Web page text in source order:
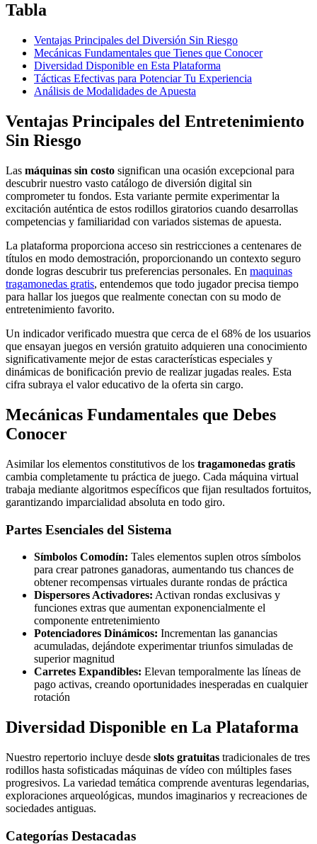
Tabla
Ventajas Principales del Diversión Sin Riesgo
Mecánicas Fundamentales que Tienes que Conocer
Diversidad Disponible en Esta Plataforma
Tácticas Efectivas para Potenciar Tu Experiencia
Análisis de Modalidades de Apuesta
Ventajas Principales del Entretenimiento
Sin Riesgo
Las máquinas sin costo significan una ocasión excepcional para
descubrir nuestro vasto catálogo de diversión digital sin
comprometer tu fondos. Esta variante permite experimentar la
excitación auténtica de estos rodillos giratorios cuando desarrollas
competencias y familiaridad con variados sistemas de apuesta.
La plataforma proporciona acceso sin restricciones a centenares de
títulos en modo demostración, proporcionando un contexto seguro
donde logras descubrir tus preferencias personales. En maquinas
tragamonedas gratis, entendemos que todo jugador precisa tiempo
para hallar los juegos que realmente conectan con su modo de
entretenimiento favorito.
Un indicador verificado muestra que cerca de el 68% de los usuarios
que ensayan juegos en versión gratuito adquieren una conocimiento
significativamente mejor de estas características especiales y
dinámicas de bonificación previo de realizar jugadas reales. Esta
cifra subraya el valor educativo de la oferta sin cargo.
Mecánicas Fundamentales que Debes
Conocer
Asimilar los elementos constitutivos de los tragamonedas gratis
cambia completamente tu práctica de juego. Cada máquina virtual
trabaja mediante algoritmos específicos que fijan resultados fortuitos,
garantizando imparcialidad absoluta en todo giro.
Partes Esenciales del Sistema
Símbolos Comodín: Tales elementos suplen otros símbolos
para crear patrones ganadoras, aumentando tus chances de
obtener recompensas virtuales durante rondas de práctica
Dispersores Activadores: Activan rondas exclusivas y
funciones extras que aumentan exponencialmente el
componente entretenimiento
Potenciadores Dinámicos: Incrementan las ganancias
acumuladas, dejándote experimentar triunfos simuladas de
superior magnitud
Carretes Expandibles: Elevan temporalmente las líneas de
pago activas, creando oportunidades inesperadas en cualquier
rotación
Diversidad Disponible en La Plataforma
Nuestro repertorio incluye desde slots gratuitas tradicionales de tres
rodillos hasta sofisticadas máquinas de vídeo con múltiples fases
progresivos. La variedad temática comprende aventuras legendarias,
exploraciones arqueológicas, mundos imaginarios y recreaciones de
sociedades antiguas.
Categorías Destacadas